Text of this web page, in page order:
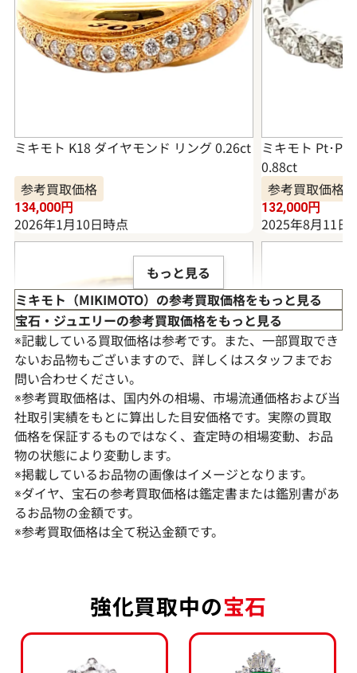
ミキモト K18 ダイヤモンド リング 0.26ct
参考買取価格
134,000円
2026年1月10日時点
ミキモト Pt･
0.88ct
参考買取価格
132,000円
2025年8月11日
ミキモト K18 パール・ダイヤモンド リン
グ 0.18ct
参考買取価格
ミキモト K18
もっと見る
ミキモト（MIKIMOTO）の参考買取価格をもっと見る
宝石・ジュエリーの参考買取価格をもっと見る
※記載している買取価格は参考です。また、一部買取でき
ないお品物もございますので、詳しくはスタッフまでお
問い合わせください。
※参考買取価格は、国内外の相場、市場流通価格および当
社取引実績をもとに算出した目安価格です。実際の買取
価格を保証するものではなく、査定時の相場変動、お品
物の状態により変動します。
※掲載しているお品物の画像はイメージとなります。
※ダイヤ、宝石の参考買取価格は鑑定書または鑑別書があ
るお品物の金額です。
※参考買取価格は全て税込金額です。
強化買取中の宝石